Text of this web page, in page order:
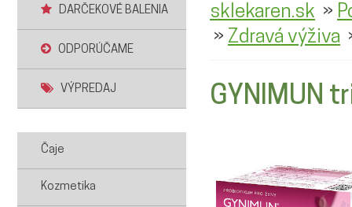
DARČEKOVÉ BALENIA
ODPORÚČAME
VÝPREDAJ
Čaje
Kozmetika
sklekaren.sk »
» Zdravá výživa
GYNIMUN